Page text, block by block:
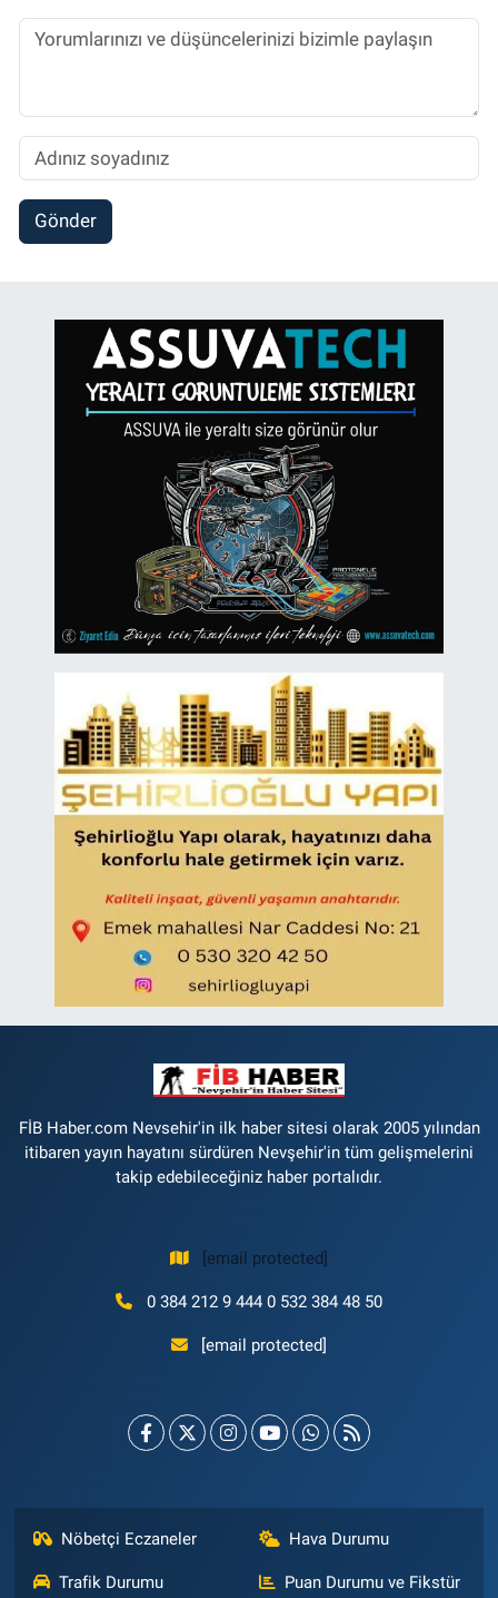
Gönder
FİB Haber.com Nevsehir'in ilk haber sitesi olarak 2005 yılından
itibaren yayın hayatını sürdüren Nevşehir'in tüm gelişmelerini
takip edebileceğiniz haber portalıdır.
[email protected]
0 384 212 9 444 0 532 384 48 50
[email protected]
Nöbetçi Eczaneler Hava Durumu
Trafik Durumu Puan Durumu ve Fikstür